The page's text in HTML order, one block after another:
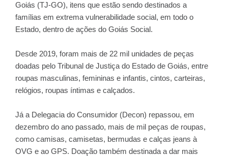
Goiás (TJ-GO), itens que estão sendo destinados a
famílias em extrema vulnerabilidade social, em todo o
Estado, dentro de ações do Goiás Social.
Desde 2019, foram mais de 22 mil unidades de peças
doadas pelo Tribunal de Justiça do Estado de Goiás, entre
roupas masculinas, femininas e infantis, cintos, carteiras,
relógios, roupas íntimas e calçados.
Já a Delegacia do Consumidor (Decon) repassou, em
dezembro do ano passado, mais de mil peças de roupas,
como camisas, camisetas, bermudas e calças jeans à
OVG e ao GPS. Doação também destinada a dar mais